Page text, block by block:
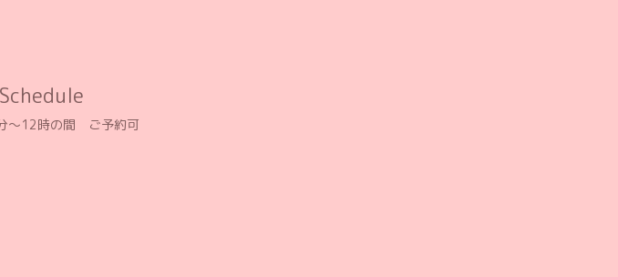
〜12時の間 ご予約可